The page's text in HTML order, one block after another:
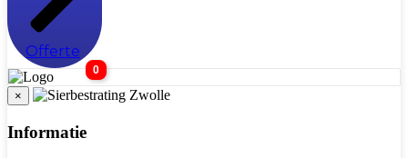
Offerte
0
×
Informatie